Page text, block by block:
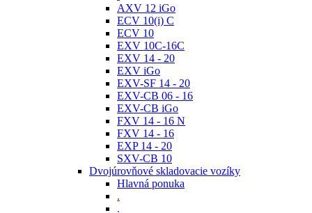
AXV 12 iGo
ECV 10(i) C
ECV 10
EXV 10C-16C
EXV 14 - 20
EXV iGo
EXV-SF 14 - 20
EXV-CB 06 - 16
EXV-CB iGo
FXV 14 - 16 N
FXV 14 - 16
EXP 14 - 20
SXV-CB 10
Dvojúrovňové skladovacie vozíky
Hlavná ponuka
.
.